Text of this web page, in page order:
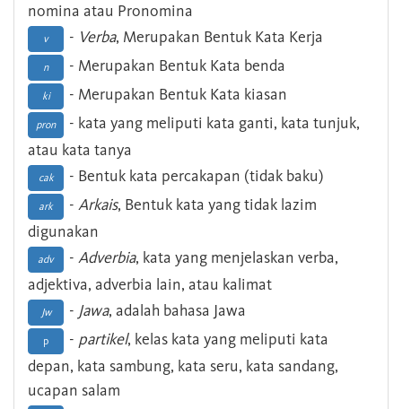
nomina atau Pronomina
v - Verba, Merupakan Bentuk Kata Kerja
n - Merupakan Bentuk Kata benda
ki - Merupakan Bentuk Kata kiasan
pron
- kata yang meliputi kata ganti, kata tunjuk,
atau kata tanya
cak - Bentuk kata percakapan (tidak baku)
ark - Arkais, Bentuk kata yang tidak lazim
digunakan
adv - Adverbia, kata yang menjelaskan verba,
adjektiva, adverbia lain, atau kalimat
Jw - Jawa, adalah bahasa Jawa
p - partikel, kelas kata yang meliputi kata
depan, kata sambung, kata seru, kata sandang,
ucapan salam